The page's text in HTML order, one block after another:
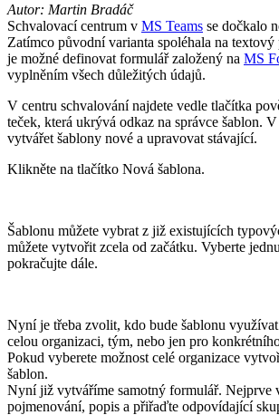
Autor: Martin Bradáč
Schvalovací centrum v MS Teams se dočkalo
Zatímco původní varianta spoléhala na textový
je možné definovat formulář založený na MS
vyplněním všech důležitých údajů.
V centru schvalování najdete vedle tlačítka
teček, která ukrývá odkaz na správce šablon.
vytvářet šablony nové a upravovat stávající.
Klikněte na tlačítko Nová šablona.
Šablonu můžete vybrat z již existujících
můžete vytvořit zcela od začátku. Vyberte
pokračujte dále.
Nyní je třeba zvolit, kdo bude šablonu
celou organizaci, tým, nebo jen pro
Pokud vyberete možnost celé organizace
šablon.
Nyní již vytváříme samotný formulář. Nejprve
pojmenování, popis a přiřaďte odpovídající